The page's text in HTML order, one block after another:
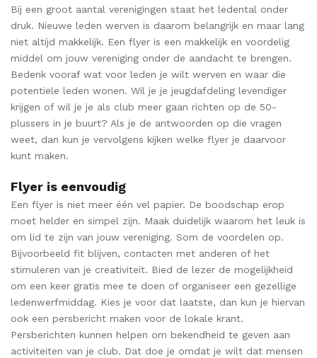
Bij een groot aantal verenigingen staat het ledental onder
druk. Nieuwe leden werven is daarom belangrijk en maar lang
niet altijd makkelijk. Een flyer is een makkelijk en voordelig
middel om jouw vereniging onder de aandacht te brengen.
Bedenk vooraf wat voor leden je wilt werven en waar die
potentiële leden wonen. Wil je je jeugdafdeling levendiger
krijgen of wil je je als club meer gaan richten op de 50-
plussers in je buurt? Als je de antwoorden op die vragen
weet, dan kun je vervolgens kijken welke flyer je daarvoor
kunt maken.
Flyer is eenvoudig
Een flyer is niet meer één vel papier. De boodschap erop
moet helder en simpel zijn. Maak duidelijk waarom het leuk is
om lid te zijn van jouw vereniging. Som de voordelen op.
Bijvoorbeeld fit blijven, contacten met anderen of het
stimuleren van je creativiteit. Bied de lezer de mogelijkheid
om een keer gratis mee te doen of organiseer een gezellige
ledenwerfmiddag. Kies je voor dat laatste, dan kun je hiervan
ook een persbericht maken voor de lokale krant.
Persberichten kunnen helpen om bekendheid te geven aan
activiteiten van je club. Dat doe je omdat je wilt dat mensen